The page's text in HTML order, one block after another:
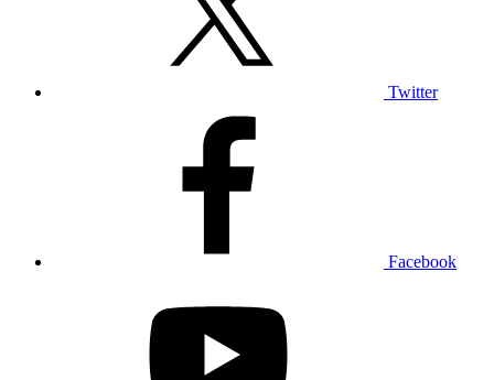
Twitter
Facebook